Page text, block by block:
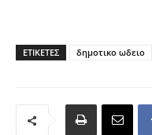
ΕΤΙΚΈΤΕΣ δημοτικο ωδειο